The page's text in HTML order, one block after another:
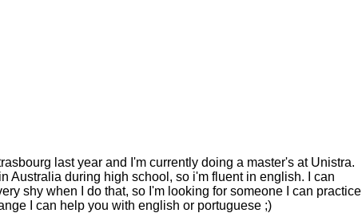
last year and I'm currently doing a master's at Unistra.
Australia during high school, so i'm fluent in english. I can
shy when I do that, so I'm looking for someone I can practice
I can help you with english or portuguese ;)